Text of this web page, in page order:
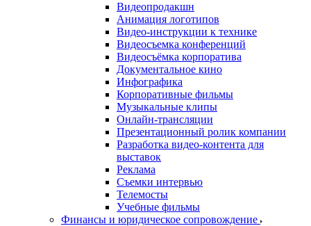
Видеопродакшн
Анимация логотипов
Видео-инструкции к технике
Видеосъемка конференций
Видеосъёмка корпоратива
Документальное кино
Инфографика
Корпоративные фильмы
Музыкальные клипы
Онлайн-трансляции
Презентационный ролик компании
Разработка видео-контента для
выставок
Реклама
Съемки интервью
Телемосты
Учебные фильмы
Финансы и юридическое сопровождение